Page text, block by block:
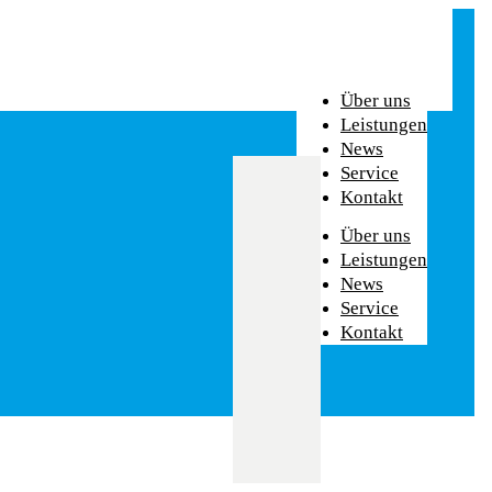
Über uns
Leistungen
News
Service
Kontakt
Über uns
Leistungen
News
Service
Kontakt